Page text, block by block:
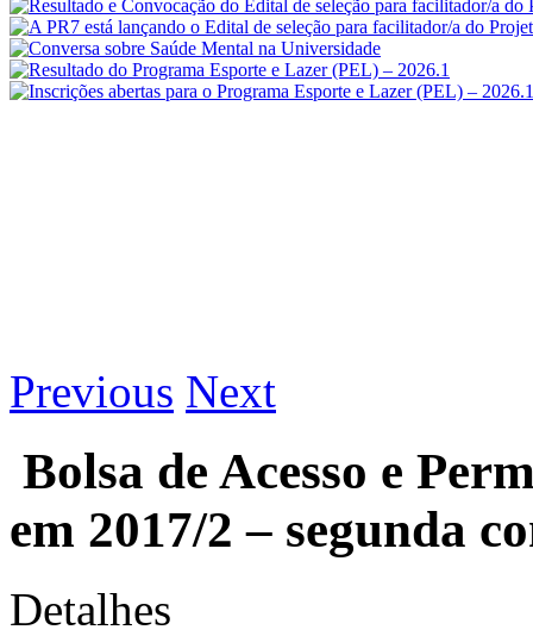
Previous Next
Bolsa de Acesso e
em 2017/2 – segunda
Detalhes